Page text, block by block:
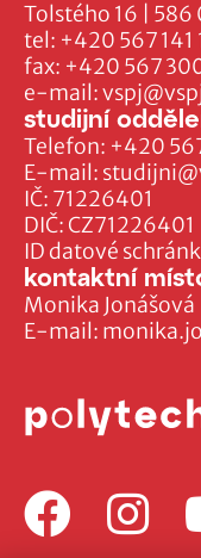
Tolstého 16 | 586
tel: +420 567 141
fax: +420 567
e-mail:
IČ: 71226401
DIČ: CZ71226401
ID datové
studijní
Telefon: +420
E-mail:
kontaktní
Monika Jonášová
E-mail: